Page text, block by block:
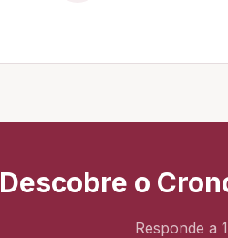
Descobre o
Responde a